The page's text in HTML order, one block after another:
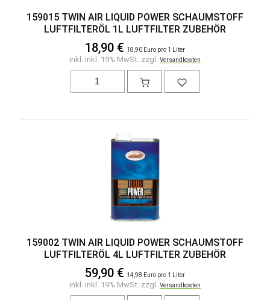
159015 TWIN AIR LIQUID POWER SCHAUMSTOFF
LUFTFILTERÖL 1L LUFTFILTER ZUBEHÖR
18,90 € 18,90 Euro pro 1 Liter
inkl. inkl. 19% MwSt. zzgl. Versandkosten
159002 TWIN AIR LIQUID POWER SCHAUMSTOFF
LUFTFILTERÖL 4L LUFTFILTER ZUBEHÖR
59,90 € 14,98 Euro pro 1 Liter
inkl. inkl. 19% MwSt. zzgl. Versandkosten